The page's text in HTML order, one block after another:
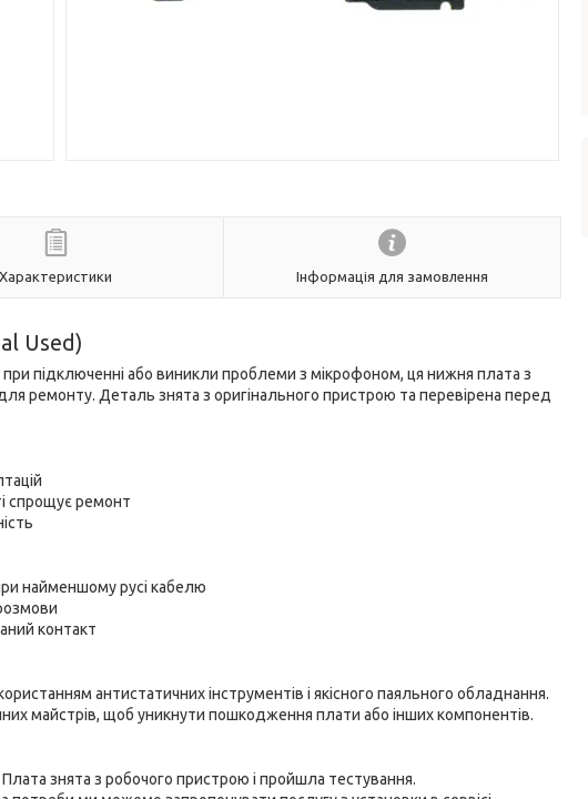
Характеристики Інформація для замовлення
Used)
підключенні або виникли проблеми з мікрофоном, ця нижня плата з
ремонту. Деталь знята з оригінального пристрою та перевірена перед
спрощує ремонт
найменшому русі кабелю
контакт
антистатичних інструментів і якісного паяльного обладнання.
майстрів, щоб уникнути пошкодження плати або інших компонентів.
знята з робочого пристрою і пройшла тестування.